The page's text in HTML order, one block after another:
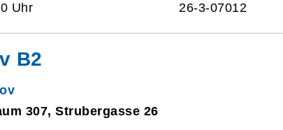
Uhr
26-3-07012
B2
307, Strubergasse 26